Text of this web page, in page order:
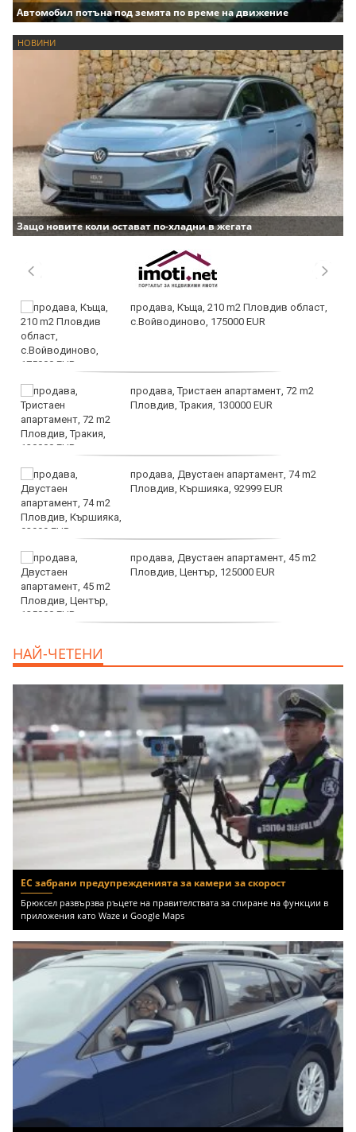
Автомобил потъна под земята по време на движение
НОВИНИ
Защо новите коли остават по-хладни в жегата
продава, Къща, 210 m2 Пловдив област,
с.Войводиново, 175000 EUR
продава, Тристаен апартамент, 72 m2
Пловдив, Тракия, 130000 EUR
продава, Двустаен апартамент, 74 m2
Пловдив, Кършияка, 92999 EUR
продава, Двустаен апартамент, 45 m2
Пловдив, Център, 125000 EUR
НАЙ-ЧЕТЕНИ
ЕС забрани предупрежденията за камери за скорост
Брюксел развързва ръцете на правителствата за спиране на функции в
приложения като Waze и Google Maps